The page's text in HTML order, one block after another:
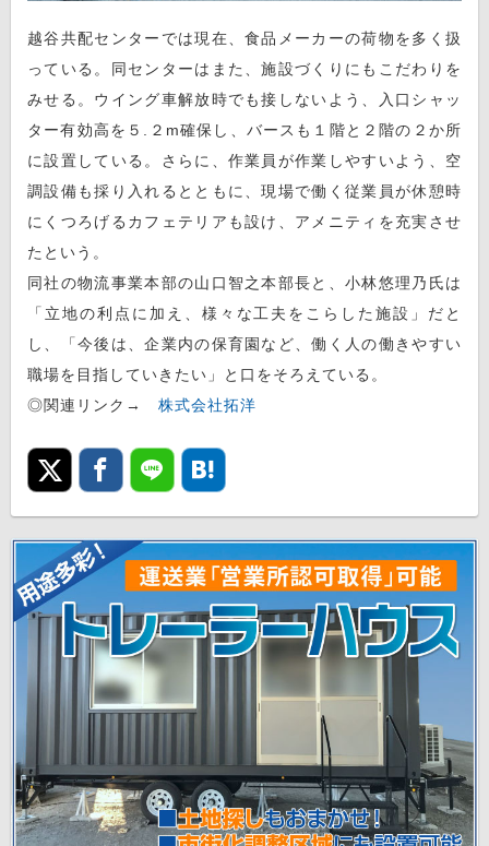
越谷共配センターでは現在、食品メーカーの荷物を多く扱
っている。同センターはまた、施設づくりにもこだわりを
みせる。ウイング車解放時でも接しないよう、入口シャッ
ター有効高を５.２m確保し、バースも１階と２階の２か所
に設置している。さらに、作業員が作業しやすいよう、空
調設備も採り入れるとともに、現場で働く従業員が休憩時
にくつろげるカフェテリアも設け、アメニティを充実させ
たという。
同社の物流事業本部の山口智之本部長と、小林悠理乃氏は
「立地の利点に加え、様々な工夫をこらした施設」だと
し、「今後は、企業内の保育園など、働く人の働きやすい
職場を目指していきたい」と口をそろえている。
◎関連リンク→ 株式会社拓洋